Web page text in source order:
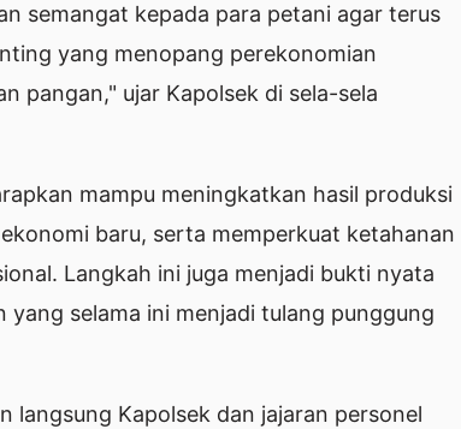
semangat kepada para petani agar terus
yang menopang perekonomian
pangan," ujar Kapolsek di sela-sela
mampu meningkatkan hasil produksi
baru, serta memperkuat ketahanan
Langkah ini juga menjadi bukti nyata
selama ini menjadi tulang punggung
langsung Kapolsek dan jajaran personel